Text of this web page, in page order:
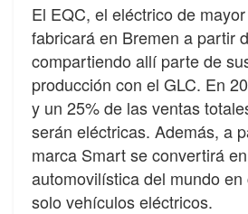
El EQC, el eléctrico de
fabricará en Bremen a partir
compartiendo allí parte de
producción con el GLC. En
y un 25% de las ventas
serán eléctricas. Además, a
marca Smart se convertirá
automovilística del mundo
solo vehículos eléctricos.